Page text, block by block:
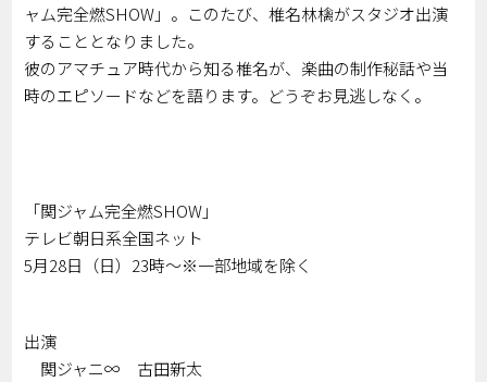
ャム完全燃SHOW」。このたび、椎名林檎がスタジオ出演
することとなりました。
彼のアマチュア時代から知る椎名が、楽曲の制作秘話や当
時のエピソードなどを語ります。どうぞお見逃しなく。
「関ジャム完全燃SHOW」
テレビ朝日系全国ネット
5月28日（日）23時～※一部地域を除く
出演
関ジャニ∞ 古田新太